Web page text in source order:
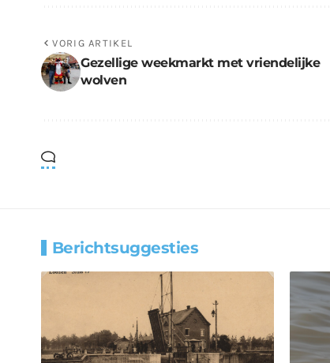
VORIG ARTIKEL
Gezellige weekmarkt met vriendelijke
wolven
Berichtsuggesties